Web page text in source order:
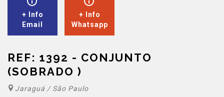
+ Info
Email
+ Info
Whatsapp
REF: 1392 - CONJUNTO
(SOBRADO )
Jaraguá / São Paulo